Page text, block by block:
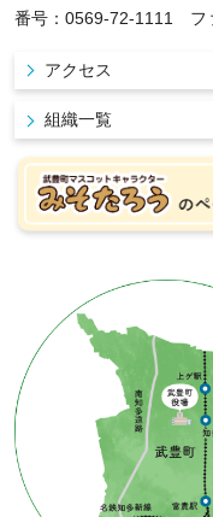
番号：0569-72-1111 フ
アクセス
組織一覧